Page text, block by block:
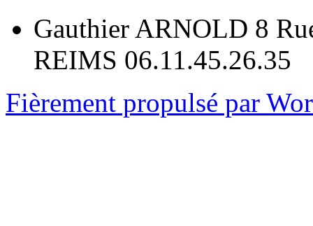
Gauthier ARNOLD 8
REIMS 06.11.45.26.35
Fièrement propulsé par